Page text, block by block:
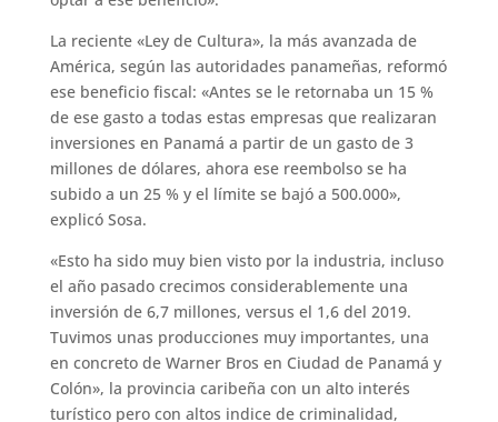
La reciente «Ley de Cultura», la más avanzada de
América, según las autoridades panameñas, reformó
ese beneficio fiscal: «Antes se le retornaba un 15 %
de ese gasto a todas estas empresas que realizaran
inversiones en Panamá a partir de un gasto de 3
millones de dólares, ahora ese reembolso se ha
subido a un 25 % y el límite se bajó a 500.000»,
explicó Sosa.
«Esto ha sido muy bien visto por la industria, incluso
el año pasado crecimos considerablemente una
inversión de 6,7 millones, versus el 1,6 del 2019.
Tuvimos unas producciones muy importantes, una
en concreto de Warner Bros en Ciudad de Panamá y
Colón», la provincia caribeña con un alto interés
turístico pero con altos indice de criminalidad,